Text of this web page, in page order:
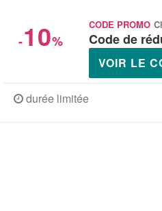
-10%
CODE PROMO
Code de
VOIR LE
durée limitée